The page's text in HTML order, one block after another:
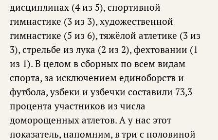
дисциплинах (4 из 5), спортивной
гимнастике (3 из 3), художественной
гимнастике (5 из 6), тяжёлой атлетике (3 из
3), стрельбе из лука (2 из 2), фехтовании (1
из 1). В целом в сборных по всем видам
спорта, за исключением единоборств и
футбола, узбеки и узбечки составили 73,3
процента участников из числа
доморощенных атлетов. А у нас этот
показатель, напомним, в три с половиной